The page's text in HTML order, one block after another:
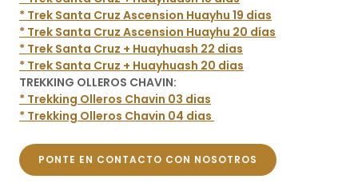
* Trek Santa Cruz Ascension Huayhu 19 dias
* Trek Santa Cruz Ascension Huayhu 20 días
* Trek Santa Cruz + Huayhuash 22 dias
* Trek Santa Cruz + Huayhuash 20 dias
TREKKING OLLEROS CHAVIN:
* Trekking Olleros Chavin 03 dias
* Trekking Olleros Chavin 04 dias
PONTE EN CONTACTO CON NOSOTROS